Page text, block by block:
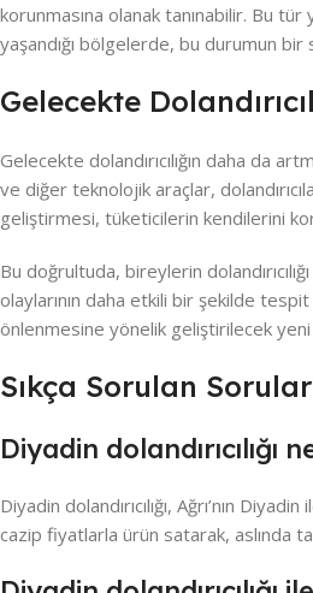
korunmasına olanak tanınabilir. Bu tür
yaşandığı bölgelerde, bu durumun
Gelecekte
Gelecekte dolandırıcılığın daha da
ve diğer teknolojik araçlar,
geliştirmesi, tüketicilerin kendilerini
Bu doğrultuda, bireylerin
olaylarının daha etkili bir şekilde
önlenmesine yönelik geliştirilecek
Sıkça Sorulan Sorular
Diyadin dolandırıcılığı
Diyadin dolandırıcılığı, Ağrı’nın
cazip fiyatlarla ürün satarak, aslında